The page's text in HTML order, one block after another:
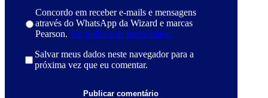
Concordo em receber e-mails e mensagens
através do WhatsApp da Wizard e marcas
Pearson. Ver política de privacidade.
Salvar meus dados neste navegador para a
próxima vez que eu comentar.